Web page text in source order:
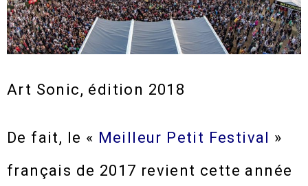
Art Sonic, édition 2018
De fait, le « Meilleur Petit Festival »
français de 2017 revient cette année